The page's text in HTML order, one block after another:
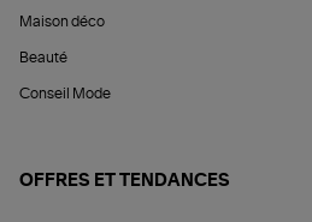
Maison déco
Beauté
Conseil Mode
OFFRES ET TENDANCES